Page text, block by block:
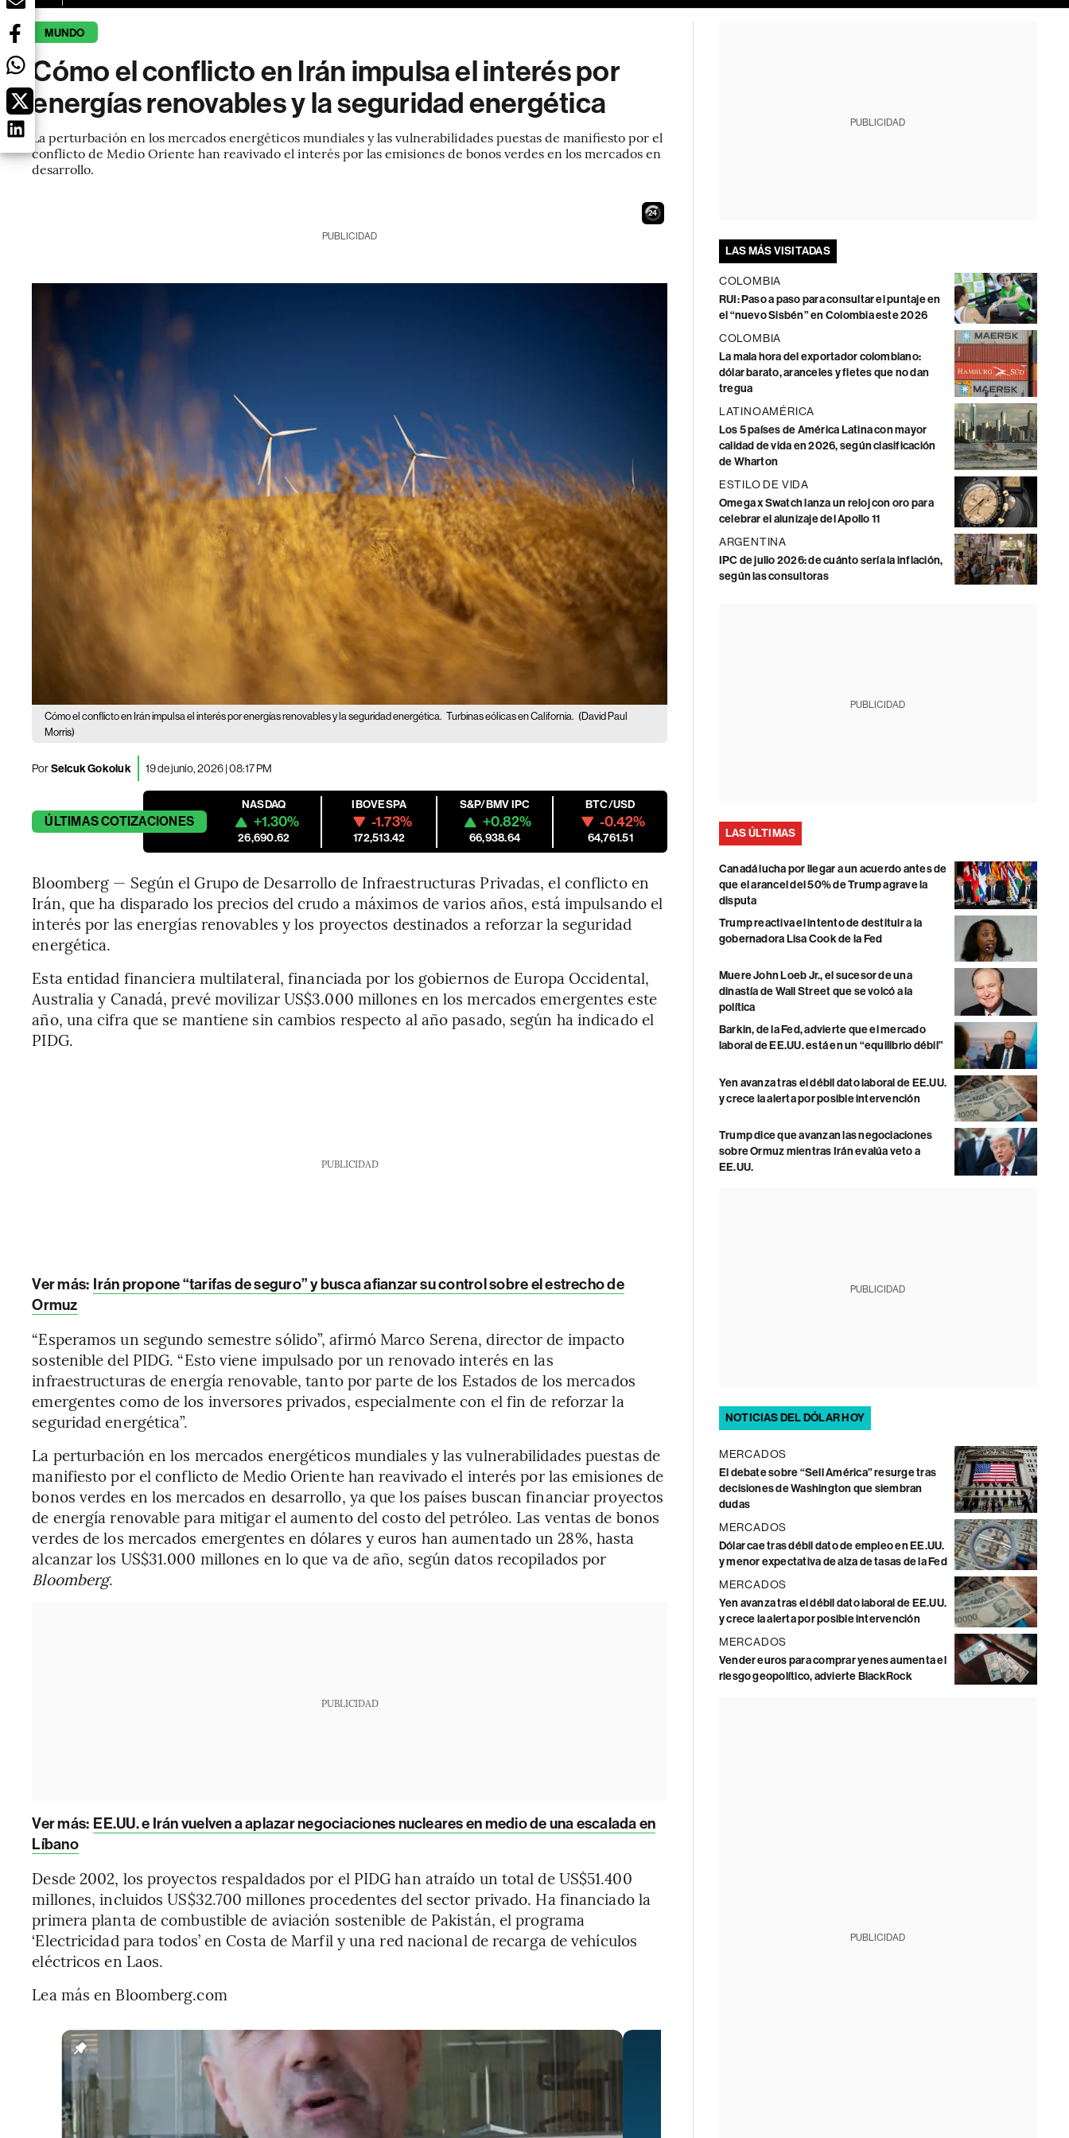
MUNDO
Cómo el conflicto en Irán impulsa el interés por
energías renovables y la seguridad energética
La perturbación en los mercados energéticos mundiales y las vulnerabilidades puestas de manifiesto por el
conflicto de Medio Oriente han reavivado el interés por las emisiones de bonos verdes en los mercados en
desarrollo.
23
PUBLICIDAD
Cómo el conflicto en Irán impulsa el interés por energías renovables y la seguridad energética. Turbinas eólicas en California. (David Paul
Morris)
PorSelcuk Gokoluk 19 de junio, 2026 | 08:17 PM
ÚLTIMASCOTIZACIONES
NASDAQ
+1.30%
26,690.62
IBOVESPA
-1.73%
172,513.42
S&P/BMV IPC
+0.82%
66,938.64
BTC/USD
-0.42%
64,761.51
Bloomberg — Según el Grupo de Desarrollo de Infraestructuras Privadas, el conflicto en
Irán, que ha disparado los precios del crudo a máximos de varios años, está impulsando el
interés por las energías renovables y los proyectos destinados a reforzar la seguridad
energética.
Esta entidad financiera multilateral, financiada por los gobiernos de Europa Occidental,
Australia y Canadá, prevé movilizar US$3.000 millones en los mercados emergentes este
año, una cifra que se mantiene sin cambios respecto al año pasado, según ha indicado el
PIDG.
PUBLICIDAD
Ver más: Irán propone “tarifas de seguro” y busca afianzar su control sobre el estrecho de
Ormuz
“Esperamos un segundo semestre sólido”, afirmó Marco Serena, director de impacto
sostenible del PIDG. “Esto viene impulsado por un renovado interés en las
infraestructuras de energía renovable, tanto por parte de los Estados de los mercados
emergentes como de los inversores privados, especialmente con el fin de reforzar la
seguridad energética”.
La perturbación en los mercados energéticos mundiales y las vulnerabilidades puestas de
manifiesto por el conflicto de Medio Oriente han reavivado el interés por las emisiones de
bonos verdes en los mercados en desarrollo, ya que los países buscan financiar proyectos
de energía renovable para mitigar el aumento del costo del petróleo. Las ventas de bonos
verdes de los mercados emergentes en dólares y euros han aumentado un 28%, hasta
alcanzar los US$31.000 millones en lo que va de año, según datos recopilados por
Bloomberg.
PUBLICIDAD
Ver más: EE.UU. e Irán vuelven a aplazar negociaciones nucleares en medio de una escalada en
Líbano
Desde 2002, los proyectos respaldados por el PIDG han atraído un total de US$51.400
millones, incluidos US$32.700 millones procedentes del sector privado. Ha financiado la
primera planta de combustible de aviación sostenible de Pakistán, el programa
‘Electricidad para todos’ en Costa de Marfil y una red nacional de recarga de vehículos
eléctricos en Laos.
Lea más en Bloomberg.com
PUBLICIDAD
LAS MÁS VISITADAS
COLOMBIA
RUI: Paso a paso para consultar el puntaje en
el “nuevo Sisbén” en Colombia este 2026
COLOMBIA
La mala hora del exportador colombiano:
dólar barato, aranceles y fletes que no dan
tregua
LATINOAMÉRICA
Los 5 países de América Latina con mayor
calidad de vida en 2026, según clasificación
de Wharton
ESTILO DE VIDA
Omega x Swatch lanza un reloj con oro para
celebrar el alunizaje del Apollo 11
ARGENTINA
IPC de julio 2026: de cuánto sería la inflación,
según las consultoras
PUBLICIDAD
LAS ÚLTIMAS
Canadá lucha por llegar a un acuerdo antes de
que el arancel del 50% de Trump agrave la
disputa
Trump reactiva el intento de destituir a la
gobernadora Lisa Cook de la Fed
Muere John Loeb Jr., el sucesor de una
dinastía de Wall Street que se volcó a la
política
Barkin, de la Fed, advierte que el mercado
laboral de EE.UU. está en un “equilibrio débil”
Yen avanza tras el débil dato laboral de EE.UU.
y crece la alerta por posible intervención
Trump dice que avanzan las negociaciones
sobre Ormuz mientras Irán evalúa veto a
EE.UU.
PUBLICIDAD
NOTICIAS DEL DÓLAR HOY
MERCADOS
El debate sobre “Sell América” resurge tras
decisiones de Washington que siembran
dudas
MERCADOS
Dólar cae tras débil dato de empleo en EE.UU.
y menor expectativa de alza de tasas de la Fed
MERCADOS
Yen avanza tras el débil dato laboral de EE.UU.
y crece la alerta por posible intervención
MERCADOS
Vender euros para comprar yenes aumenta el
riesgo geopolítico, advierte BlackRock
PUBLICIDAD